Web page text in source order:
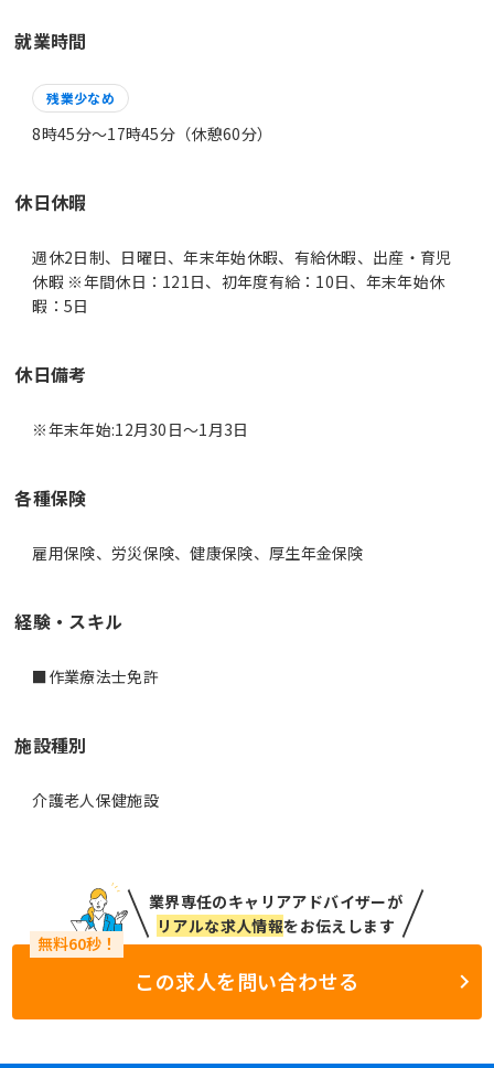
就業時間
残業少なめ
8時45分〜17時45分（休憩60分）
休日休暇
週休2日制、日曜日、年末年始休暇、有給休暇、出産・育児
休暇 ※年間休日：121日、初年度有給：10日、年末年始休
暇：5日
休日備考
※年末年始:12月30日～1月3日
各種保険
雇用保険、労災保険、健康保険、厚生年金保険
経験・スキル
■作業療法士免許
施設種別
介護老人保健施設
業界専任のキャリアアドバイザーが
リアルな求人情報をお伝えします
この求人を問い合わせる